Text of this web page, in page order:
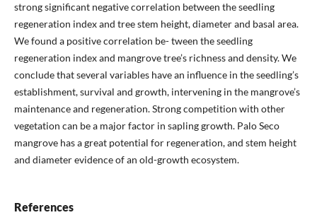
strong significant negative correlation between the seedling
regeneration index and tree stem height, diameter and basal area.
We found a positive correlation be- tween the seedling
regeneration index and mangrove tree’s richness and density. We
conclude that several variables have an influence in the seedling’s
establishment, survival and growth, intervening in the mangrove’s
maintenance and regeneration. Strong competition with other
vegetation can be a major factor in sapling growth. Palo Seco
mangrove has a great potential for regeneration, and stem height
and diameter evidence of an old-growth ecosystem.
References